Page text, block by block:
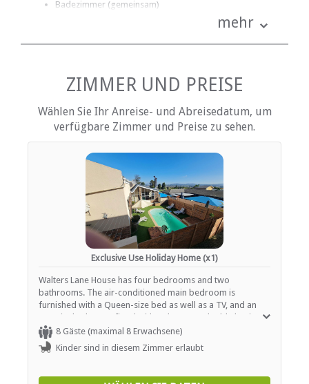
Badezimmer (gemeinsam)
Schreibtisch
Internetverbindung (drahtlos)
Eisen / Hosenpresse
Terrasse / Veranda / Balkon
Privater Pool
Safe für Wertsachen
Rauchen: nicht erlaubt
EINRICHTUNGEN AUF DEM GELÄNDE
Kinderfreundlich (alle Altersgruppen)
Garten(e)
Fitnessstudio / Fitnesscenter
Parkplatz (abseits der Straße)
Haustiere erlaubt (nach Absprache)
Rauchen: Nicht drinnen
ESSEN UND TRINKEN
Braai / Grill (BBQ)
INTERNET
mehr
ZIMMER UND PREISE
Wählen Sie Ihr Anreise- und Abreisedatum, um
verfügbare Zimmer und Preise zu sehen.
Exclusive Use Holiday Home (x1)
Walters Lane House has four bedrooms and two
bathrooms. The air-conditioned main bedroom is
furnished with a Queen-size bed as well as a TV, and an
en-suite bathroom fitted with a shower, a double basin
and a toilet. The second bedroom is furnished with a King-
size bed which can be converted to two single beds, while
the third and fourth bedrooms have a single bed and a tri-
bathroom which is shared between the rooms and has a
8 Gäste (maximal 8 Erwachsene)
Kinder sind in diesem Zimmer erlaubt